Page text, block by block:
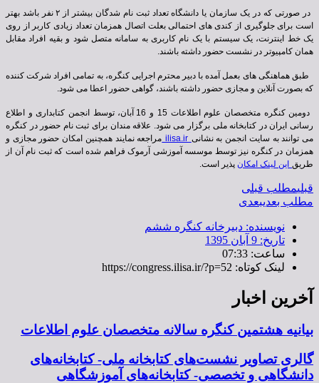
در صورتی که در یک سازمان یا دانشگاه تعداد ثبت نام شدگان بیشتر از۲ نفر باشد بهتر
است برای جلوگیری از کندی های احتمالی بعلت اتصال همزمان تعداد زیادی کاربر از روی
یک خط اینترنت، یک سیستم با یک نام کاربری به سامانه متصل شود و بقیه افراد مقابل
همان کامپیوتر در نشست حضور داشته باشند.
طبق هماهنگی های بعمل آمده با دبیر محترم اجرایی کنگره، به تمامی افراد شرکت کننده
که بصورت آنلاین و مجازی حضور داشته باشند، گواهی حضور اعطا می شود.
دومین کنگره متخصصان علوم اطلاعات 15 و 16 آبان، توسط انجمن کتابداری و اطلاع
رسانی ایران در کتابخانه ملی برگزار می شود. علاقه مندان برای ثبت نام حضور در کنگره
می توانند به سایت انجمن به نشانی ilisa.ir مراجعه نمایند همچنین امکان حضور مجازی و
همزمان در کنگره نیز توسط موسسه آموزشی آرموک فراهم شده است که ثبت نام آن از
طریق این لینک امکان پذیر است.
قبلیمطلب قبلی
مطلب بعدیبعدی
نویسنده: دبیرخانه کنگره ششم
تاریخ: 9 آبان 1395
ساعت: 07:33
لینک کوتاه: https://congress.ilisa.ir/?p=52
آخرین اخبار
بیانیه هشتمین کنگره سالانه متخصصان علوم اطلاعات
گالری تصاویر نشست‌های کتابخانه ملی- کتابخانه‌های
دانشگاهی و تخصصی- کتابخانه‌های آموزشگاهی